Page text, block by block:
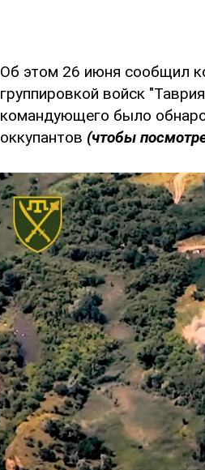
Об этом 26 июня сообщил
группировкой войск
командующего было
оккупантов (чтобы